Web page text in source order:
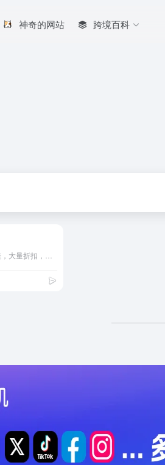
神奇的网站 跨境百科